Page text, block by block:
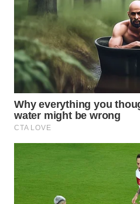
TRAVEL
WAHANA
TV
WAHANANEWS
ID
WAHANANEWS
WAHANANEWS
NET